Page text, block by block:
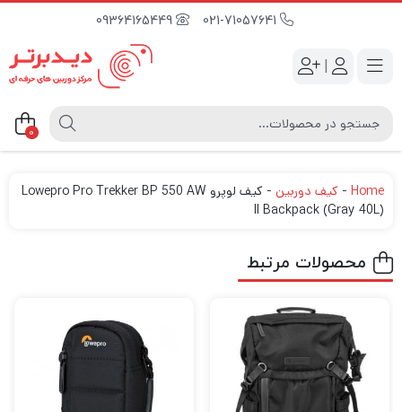
09364165449
|
0
Home
- کیف دوربین -
کیف لوپرو Lowepro Pro Trekker BP 550 AW
II Backpack (Gray 40L)
محصولات مرتبط